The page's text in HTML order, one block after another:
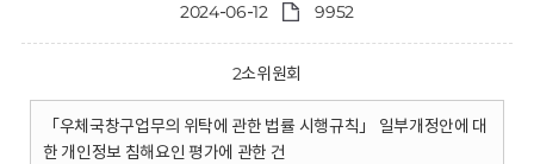
2024-06-12 9952
2소위원회
「우체국창구업무의 위탁에 관한 법률 시행규칙」 일부개정안에 대
한 개인정보 침해요인 평가에 관한 건